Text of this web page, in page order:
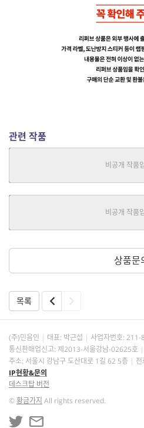
관련 작품
그리고 아무도 없었다
| 애거서
오리엔트 특급 살인
| 애거서
상품문
목록
(주)민음인 대표: 박근섭 사업자번호: 211-
통신판매업신고: 제2013-서울강남-02625호
주소: 서울시 강남구 도산대로 1길 62 5층
IP현황&문의
데스크탑 버전
©황금가지 All rights reserved.